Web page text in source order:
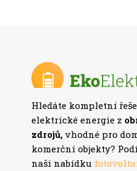
Hledáte kompletní
elektrické energie z
zdrojů, vhodné pro
komerční objekty?
naši nabídku